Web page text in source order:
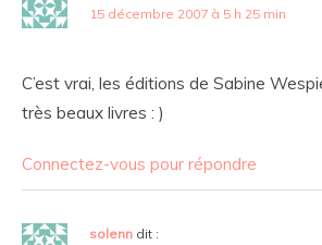
15 décembre 2007 à 5 h 25 min
C’est vrai, les éditions de Sabine
très beaux livres : )
Connectez-vous pour répondre
solenn dit :